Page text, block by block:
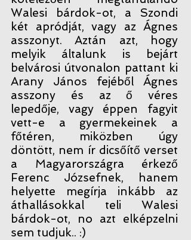
Walesi bárdok-ot, a Szondi
két apródját, vagy az Ágnes
asszonyt. Aztán azt, hogy
melyik általunk is bejárt
belvárosi útvonalon pattant ki
Arany János fejéből Ágnes
asszony és az ő véres
lepedője, vagy éppen fagyit
vett-e a gyermekeinek a
főtéren, miközben úgy
döntött, nem ír dicsőítő verset
a Magyarországra érkező
Ferenc Józsefnek, hanem
helyette megírja inkább az
áthallásokkal teli Walesi
bárdok-ot, no azt elképzelni
sem tudjuk.. :)